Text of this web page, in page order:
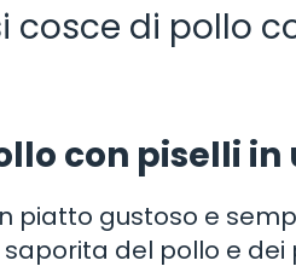
cosce di pollo
con piselli
piatto gustoso e
del pollo e dei